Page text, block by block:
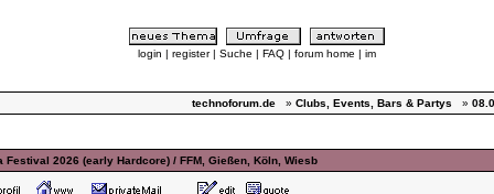
login | register | Suche | FAQ | forum home | im
technoforum.de » Clubs, Events, Bars & Partys »
Festival 2026 (early Hardcore) / FFM, Gießen, Köln, Wiesb